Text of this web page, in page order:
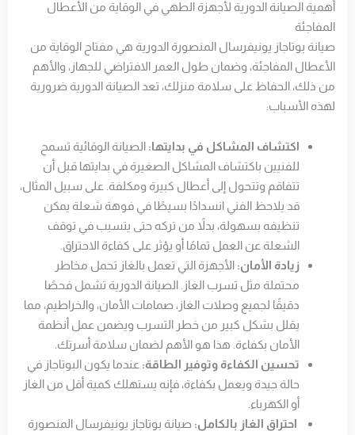
أهمية الصيانة الدورية لأجهزة الطهي في الوقاية من الأعطال
المفاجئة
صيانة بوتاجاز يونيفرسال المنصورة الدورية هي مفتاح الوقاية من
الأعطال المفاجئة، وضمان طول العمر الافتراضي للجهاز، والأهم
من ذلك، الحفاظ على سلامة منزلك، تعد الصيانة الدورية ضرورية
لهذه الأسباب:
اكتشاف المشاكل في بدايتها: الصيانة الوقائية تسمح
للفنيين باكتشاف المشاكل الصغيرة في بدايتها قبل أن
تتفاقم وتتحول إلى أعطال كبيرة ومكلفة. على سبيل المثال،
قد يلاحظ الفني انسدادًا بسيطًا في فوهة شعلة يمكن
تنظيفه بسهولة، بدلاً من تركه حتى يتسبب في توقف
الشعلة عن العمل تمامًا أو يؤثر على كفاءة الاحتراق.
زيادة الأمان: الأجهزة التي تعمل بالغاز تحمل مخاطر
محتملة مثل تسرب الغاز. الصيانة الدورية تشمل فحصًا
دقيقًا لجميع وصلات الغاز، صمامات الأمان، والخراطيم، مما
يقلل بشكل كبير من خطر التسرب ويضمن عمل أنظمة
الأمان بكفاءة. هذا هو الأهم لضمان سلامة أسرتك.
تحسين الكفاءة وتوفير الطاقة: عندما يكون البوتاجاز في
حالة جيدة ويعمل بكفاءة، فإنه يستهلك كمية أقل من الغاز
أو الكهرباء.
احتراق الغاز بالكامل: صيانة بوتاجاز يونيفرسال المنصورة